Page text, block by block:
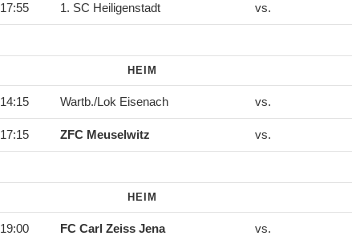
17:55 1. SC Heiligenstadt vs.
HEIM
14:15 Wartb./Lok Eisenach vs.
17:15 ZFC Meuselwitz vs.
HEIM
19:00 FC Carl Zeiss Jena vs.